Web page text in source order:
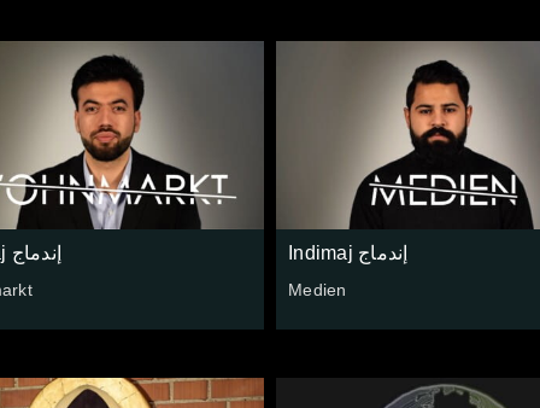
Indimaj إندماج Indimaj إندماج
Medien